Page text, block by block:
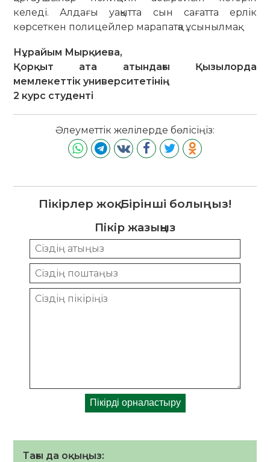
келеді. Алдағы уақытта сын сағатта ерлік
көрсеткен полицейлер марапатқа ұсынылмақ.
Нұрайым Мырқиева,
Қорқыт ата атындағы Қызылорда
мемлекеттік университетінің
2 курс студенті
Әлеуметтік желілерде бөлісіңіз:
Пікірлер жоқ. Бірінші болыңыз!
Пікір жазыңыз
Тағы да оқыңыз: